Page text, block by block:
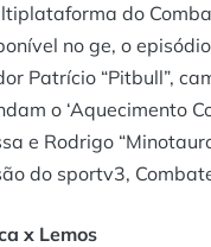
do
no ge, o
Patrício “Pitbull”,
o ‘Aquecimento
e Rodrigo
do sportv3,
x Lemos